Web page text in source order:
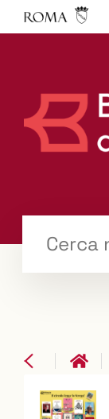
il tuo libro